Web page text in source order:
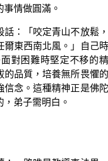
情做圓滿。
話：「咬定青山不放鬆，
爾東西南北風。」自己時
對困難時堅定不移的精
的品質，培養無所畏懼的
信念。這種精神正是佛陀
弟子需明白。‌